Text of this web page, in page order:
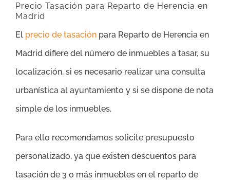
Precio Tasación para Reparto de Herencia en
Madrid
El precio de tasación para Reparto de Herencia en
Madrid difiere del número de inmuebles a tasar, su
localización, si es necesario realizar una consulta
urbanística al ayuntamiento y si se dispone de nota
simple de los inmuebles.
Para ello recomendamos solicite presupuesto
personalizado, ya que existen descuentos para
tasación de 3 o más inmuebles en el reparto de